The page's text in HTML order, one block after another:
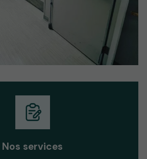
Nos services